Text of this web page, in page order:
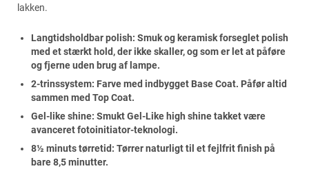
lakken.
Langtidsholdbar polish: Smuk og keramisk forseglet polish
med et stærkt hold, der ikke skaller, og som er let at påføre
og fjerne uden brug af lampe.
2-trinssystem: Farve med indbygget Base Coat. Påfør altid
sammen med Top Coat.
Gel-like shine: Smukt Gel-Like high shine takket være
avanceret fotoinitiator-teknologi.
8½ minuts tørretid: Tørrer naturligt til et fejlfrit finish på
bare 8,5 minutter.